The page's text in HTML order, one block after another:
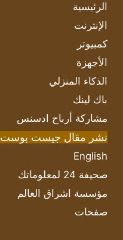
الرئيسية
الإنترنت
كمبيوتر
الأجهزة
الذكاء المنزلي
باك لينك
مشاركة أرباح ادسنس
نشر مقال جيست بوست
English
صحيفة 24 لمعلوماتك
مؤسسة اشراق العالم
صفحات